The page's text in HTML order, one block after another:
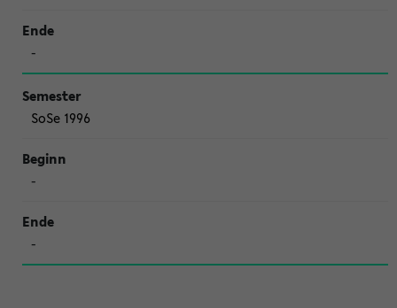
-
SoSe 1996
-
-